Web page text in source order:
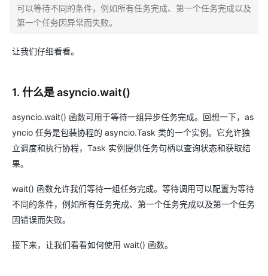
可以等待不同的条件，例如所有任务完成、第一个任务完成以及
第一个任务因异常而失败。
让我们仔细看看。
1. 什么是 asyncio.wait()
asyncio.wait() 函数可用于等待一组异步任务完成。回想一下，as
yncio 任务是包装协程的 asyncio.Task 类的一个实例。它允许独
立调度和执行协程，Task 实例提供任务句柄以查询状态和获取结
果。
wait() 函数允许我们等待一组任务完成。等待调用可以配置为等待
不同的条件，例如所有任务完成、第一个任务完成以及第一个任务
因错误而失败。
接下来，让我们看看如何使用 wait() 函数。